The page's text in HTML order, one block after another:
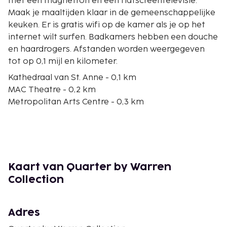
Maak je maaltijden klaar in de gemeenschappelijke
keuken. Er is gratis wifi op de kamer als je op het
internet wilt surfen. Badkamers hebben een douche
en haardrogers. Afstanden worden weergegeven
tot op 0,1 mijl en kilometer.
Kathedraal van St. Anne - 0,1 km
MAC Theatre - 0,2 km
Metropolitan Arts Centre - 0,3 km
Douanekantoor van Belfast - 0,6 km
Victoria Square Shopping Centre - 0,7 km
Stadhuis van Belfast - 0,8 km
Bibliotheek Linen Hall - 0,8 km
Kaart van Quarter by Warren
Collection
Adres